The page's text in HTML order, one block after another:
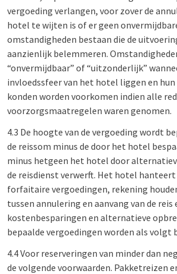
vergoeding verlangen, voor zover de
hotel te wijten is of er geen
omstandigheden bestaan die de
aanzienlijk belemmeren.
“onvermijdbaar” of “uitzonderlijk”
invloedssfeer van het hotel liggen en
konden worden voorkomen indien alle
voorzorgsmaatregelen waren genomen.
4.3 De hoogte van de vergoeding wordt
de reissom minus de door het hotel
minus hetgeen het hotel door
de reisdienst verwerft. Het hotel hanteert
forfaitaire vergoedingen, rekening
tussen annulering en aanvang van de
kostenbesparingen en alternatieve
bepaalde vergoedingen worden als volgt
4.4 Voor reserveringen van minder dan
de volgende voorwaarden. Pakketreizen